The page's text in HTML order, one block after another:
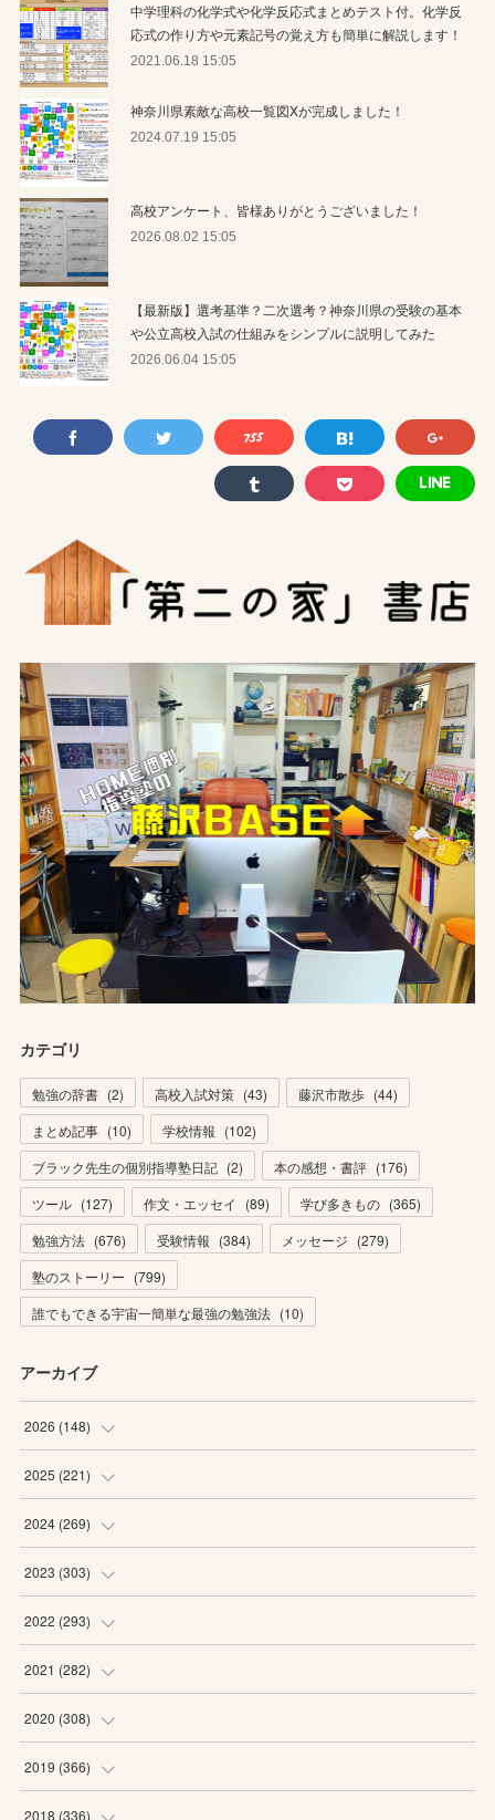
中学理科の化学式や化学反応式まとめテスト付。化学反
応式の作り方や元素記号の覚え方も簡単に解説します！
2021.06.18 15:05
神奈川県素敵な高校一覧図Xが完成しました！
2024.07.19 15:05
高校アンケート、皆様ありがとうございました！
2026.08.02 15:05
【最新版】選考基準？二次選考？神奈川県の受験の基本
や公立高校入試の仕組みをシンプルに説明してみた
2026.06.04 15:05
カテゴリ
勉強の辞書 (2) 高校入試対策 (43) 藤沢市散歩 (44)
まとめ記事 (10) 学校情報 (102)
ブラック先生の個別指導塾日記 (2) 本の感想・書評 (176)
ツール (127) 作文・エッセイ (89) 学び多きもの (365)
勉強方法 (676) 受験情報 (384) メッセージ (279)
塾のストーリー (799)
誰でもできる宇宙一簡単な最強の勉強法 (10)
アーカイブ
2026 (148)
(6)
(22
(20
(19
2025 (221)
(19
(20
(19
(20
2024 (269)
(16
(16
(21
(20
2023 (303)
(27
(25
(29
(25
2022 (293)
(18
(27
(26
(25
2021 (282)
(19
(23
(27
2020 (308)
(22
(25
2019 (366)
(28
2018 (336)